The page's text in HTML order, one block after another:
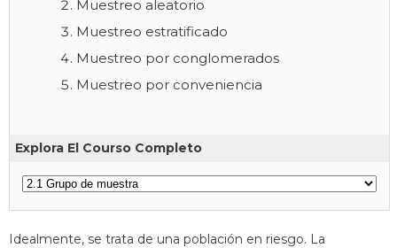
Muestreo aleatorio
Muestreo estratificado
Muestreo por conglomerados
Muestreo por conveniencia
Explora El Courso Completo
Idealmente, se trata de una población en riesgo. La